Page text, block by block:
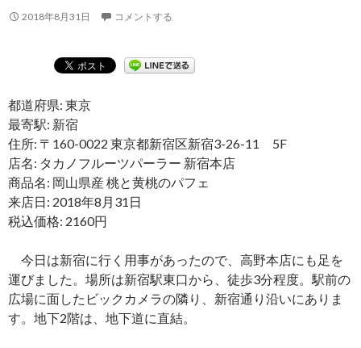
2018年8月31日 コメントする
都道府県: 東京
最寄駅: 新宿
住所: 〒160-0022 東京都新宿区新宿3-26-11 5F
店名: タカノフルーツパーラー 新宿本店
商品名: 岡山県産 桃と黄桃のパフェ
来店日: 2018年8月31日
税込価格: 2160円
今日は新宿に行く用事があったので、高野本店にも足を
運びました。場所は新宿駅東口から、徒歩3分程度。駅前の
広場に面したビックカメラの隣り、新宿通り沿いにありま
す。地下2階は、地下道に直結。